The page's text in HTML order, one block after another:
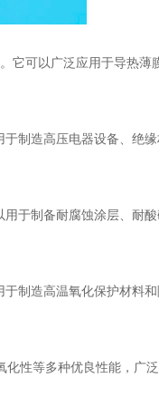
它可以广泛应用于导热薄
制造高压电器设备、绝缘
于制备耐腐蚀涂层、耐酸
制造高温氧化保护材料和
性等多种优良性能，广